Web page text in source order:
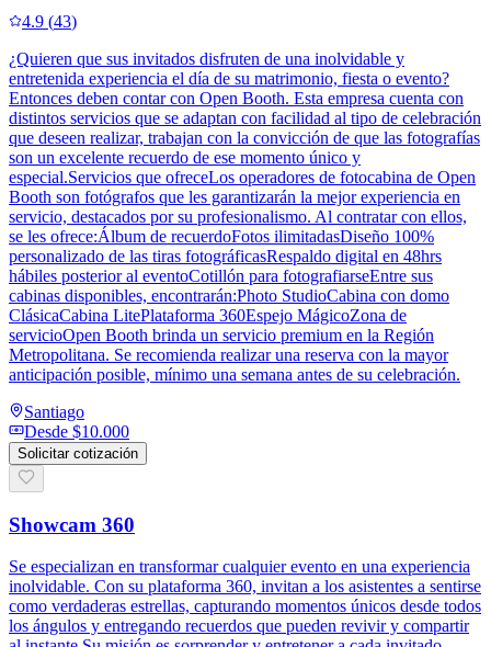
4.9 (43)
¿Quieren que sus invitados disfruten de una inolvidable y
entretenida experiencia el día de su matrimonio, fiesta o evento?
Entonces deben contar con Open Booth. Esta empresa cuenta con
distintos servicios que se adaptan con facilidad al tipo de celebración
que deseen realizar, trabajan con la convicción de que las fotografías
son un excelente recuerdo de ese momento único y
especial.Servicios que ofreceLos operadores de fotocabina de Open
Booth son fotógrafos que les garantizarán la mejor experiencia en
servicio, destacados por su profesionalismo. Al contratar con ellos,
se les ofrece:Álbum de recuerdoFotos ilimitadasDiseño 100%
personalizado de las tiras fotográficasRespaldo digital en 48hrs
hábiles posterior al eventoCotillón para fotografiarseEntre sus
cabinas disponibles, encontrarán:Photo StudioCabina con domo
ClásicaCabina LitePlataforma 360Espejo MágicoZona de
servicioOpen Booth brinda un servicio premium en la Región
Metropolitana. Se recomienda realizar una reserva con la mayor
anticipación posible, mínimo una semana antes de su celebración.
Santiago
Desde $10.000
Solicitar cotización
Showcam 360
Se especializan en transformar cualquier evento en una experiencia
inolvidable. Con su plataforma 360, invitan a los asistentes a sentirse
como verdaderas estrellas, capturando momentos únicos desde todos
los ángulos y entregando recuerdos que pueden revivir y compartir